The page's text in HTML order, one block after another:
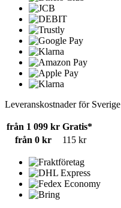
Leveranskostnader för Sverige
från 1 099 kr Gratis*
från 0 kr
115 kr